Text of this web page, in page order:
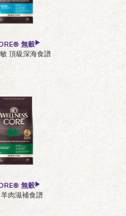
無穀
頂級深海食譜
無穀
肉滋補食譜